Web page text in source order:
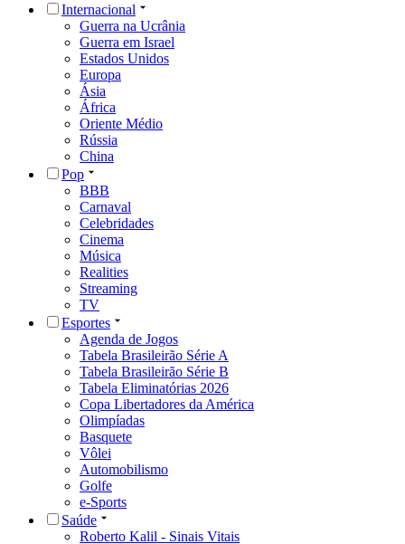
Internacional
Guerra na Ucrânia
Guerra em Israel
Estados Unidos
Europa
Ásia
África
Oriente Médio
Rússia
China
Pop
BBB
Carnaval
Celebridades
Cinema
Música
Realities
Streaming
TV
Esportes
Agenda de Jogos
Tabela Brasileirão Série A
Tabela Brasileirão Série B
Tabela Eliminatórias 2026
Copa Libertadores da América
Olimpíadas
Basquete
Vôlei
Automobilismo
Golfe
e-Sports
Saúde
Roberto Kalil - Sinais Vitais